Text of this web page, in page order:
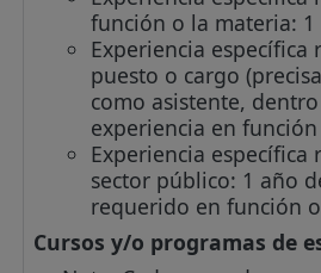
función o la materia: 1
Experiencia específica
puesto o cargo
como asistente,
experiencia en
Experiencia específica
sector público: 1 año
requerido en función
Cursos y/o programas de